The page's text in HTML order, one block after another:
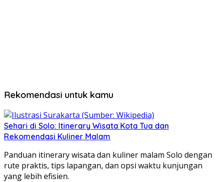
Rekomendasi untuk kamu
Sehari di Solo: Itinerary Wisata Kota Tua dan
Rekomendasi Kuliner Malam
Panduan itinerary wisata dan kuliner malam Solo dengan
rute praktis, tips lapangan, dan opsi waktu kunjungan
yang lebih efisien.